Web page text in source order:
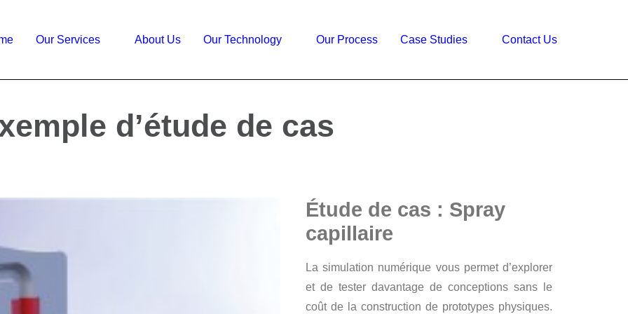
Our Services About Us Our Technology Our Process Case Studies Contact Us
d’étude de cas
Étude de cas : Spray
capillaire
La simulation numérique vous permet d’explorer
et de tester davantage de conceptions sans le
coût de la construction de prototypes physiques.